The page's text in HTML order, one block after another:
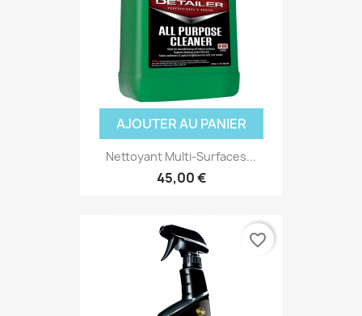
AJOUTER AU PANIER
Nettoyant Multi-Surfaces...
45,00 €
favorite_border